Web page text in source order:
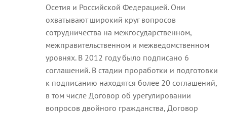
Осетия и Российской Федерацией. Они
охватывают широкий круг вопросов
сотрудничества на межгосударственном,
межправительственном и межведомственном
уровнях. В 2012 году было подписано 6
соглашений. В стадии проработки и подготовки
к подписанию находятся более 20 соглашений,
в том числе Договор об урегулировании
вопросов двойного гражданства, Договор